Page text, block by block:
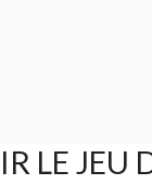
LE JEU